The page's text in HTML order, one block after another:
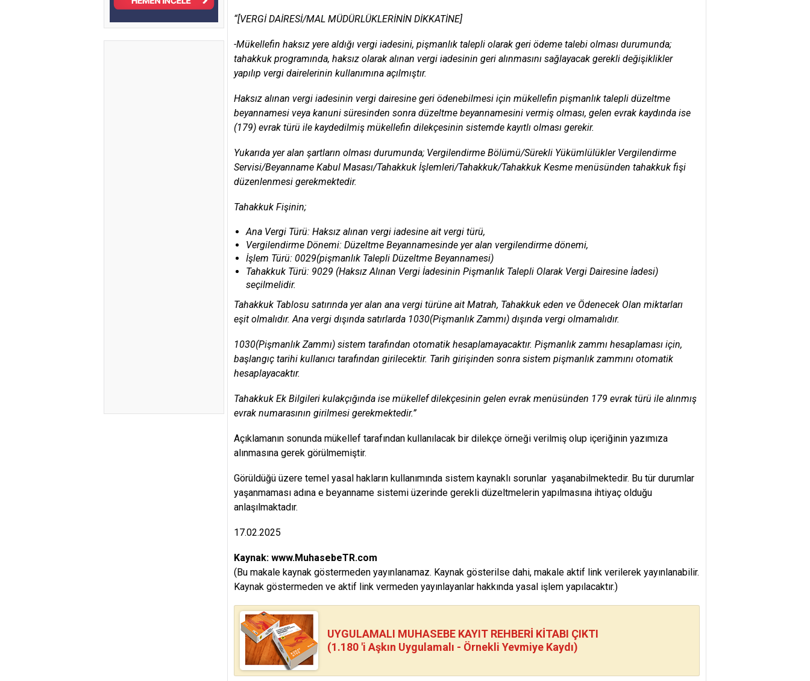
“[VERGİ DAİRESİ/MAL MÜDÜRLÜKLERİNİN DİKKATİNE]
-Mükellefin haksız yere aldığı vergi iadesini, pişmanlık talepli olarak geri ödeme talebi olması durumunda;
tahakkuk programında, haksız olarak alınan vergi iadesinin geri alınmasını sağlayacak gerekli değişiklikler
yapılıp vergi dairelerinin kullanımına açılmıştır.
Haksız alınan vergi iadesinin vergi dairesine geri ödenebilmesi için mükellefin pişmanlık talepli düzeltme
beyannamesi veya kanuni süresinden sonra düzeltme beyannamesini vermiş olması, gelen evrak kaydında ise
(179) evrak türü ile kaydedilmiş mükellefin dilekçesinin sistemde kayıtlı olması gerekir.
Yukarıda yer alan şartların olması durumunda; Vergilendirme Bölümü/Sürekli Yükümlülükler Vergilendirme
Servisi/Beyanname Kabul Masası/Tahakkuk İşlemleri/Tahakkuk/Tahakkuk Kesme menüsünden tahakkuk fişi
düzenlenmesi gerekmektedir.
Tahakkuk Fişinin;
Ana Vergi Türü: Haksız alınan vergi iadesine ait vergi türü,
Vergilendirme Dönemi: Düzeltme Beyannamesinde yer alan vergilendirme dönemi,
İşlem Türü: 0029(pişmanlık Talepli Düzeltme Beyannamesi)
Tahakkuk Türü: 9029 (Haksız Alınan Vergi İadesinin Pişmanlık Talepli Olarak Vergi Dairesine İadesi)
seçilmelidir.
Tahakkuk Tablosu satırında yer alan ana vergi türüne ait Matrah, Tahakkuk eden ve Ödenecek Olan miktarları
eşit olmalıdır. Ana vergi dışında satırlarda 1030(Pişmanlık Zammı) dışında vergi olmamalıdır.
1030(Pişmanlık Zammı) sistem tarafından otomatik hesaplamayacaktır. Pişmanlık zammı hesaplaması için,
başlangıç tarihi kullanıcı tarafından girilecektir. Tarih girişinden sonra sistem pişmanlık zammını otomatik
hesaplayacaktır.
Tahakkuk Ek Bilgileri kulakçığında ise mükellef dilekçesinin gelen evrak menüsünden 179 evrak türü ile alınmış
evrak numarasının girilmesi gerekmektedir.”
Açıklamanın sonunda mükellef tarafından kullanılacak bir dilekçe örneği verilmiş olup içeriğinin yazımıza
alınmasına gerek görülmemiştir.
Görüldüğü üzere temel yasal hakların kullanımında sistem kaynaklı sorunlar yaşanabilmektedir. Bu tür durumlar
yaşanmaması adına e beyanname sistemi üzerinde gerekli düzeltmelerin yapılmasına ihtiyaç olduğu
anlaşılmaktadır.
17.02.2025
Kaynak: www.MuhasebeTR.com
(Bu makale kaynak göstermeden yayınlanamaz. Kaynak gösterilse dahi, makale aktif link verilerek yayınlanabilir.
Kaynak göstermeden ve aktif link vermeden yayınlayanlar hakkında yasal işlem yapılacaktır.)
UYGULAMALI MUHASEBE KAYIT REHBERİ KİTABI ÇIKTI
(1.180 'i Aşkın Uygulamalı - Örnekli Yevmiye Kaydı)